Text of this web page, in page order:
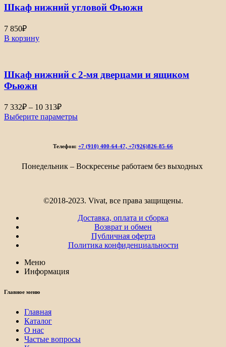
8
Шкаф нижний угловой Фьюжн
7 850₽
В корзину
Шкаф нижний с 2-мя дверцами и ящиком
Фьюжн
7 332₽ – 10 313₽Диапазон
цен:
7
313₽
Выберите параметры
Телефон: +7 (910) 400-64-47, +7(926)826-85-66
Понедельник – Воскресенье работаем без выходных
©2018-2023. Vivat, все права защищены.
Доставка, оплата и сборка
Возврат и обмен
Публичная оферта
Политика конфиденциальности
Меню
Информация
Главное меню
Главная
Каталог
О нас
Частые вопросы